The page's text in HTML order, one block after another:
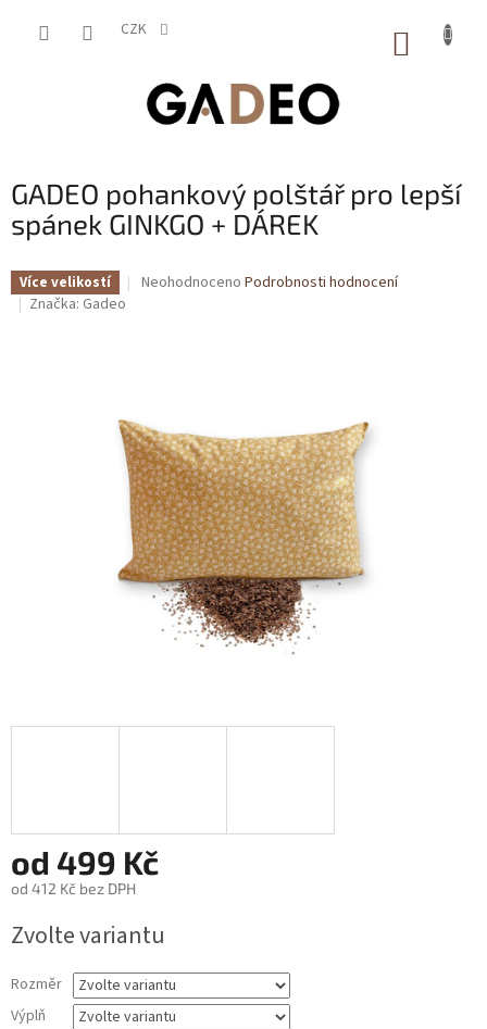
CZK
GADEO pohankový polštář pro lepší
spánek GINKGO + DÁREK
Více velikostí
Průměrné
hvězdiček.
Neohodnoceno Podrobnosti hodnocení
Značka: Gadeo
od 499 Kč
od 412 Kč bez DPH
cena:
Zvolte variantu
Rozměr
Výplň